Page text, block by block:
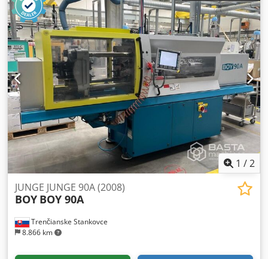
1 /2
Trenčianske Stankovce
8.866 km
JUNGE JUNGE 90A (2008)
BOY BOY 90A